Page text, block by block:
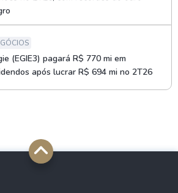
(EGIE3) pagará R$ 770 mi em
após lucrar R$ 694 mi no 2T26